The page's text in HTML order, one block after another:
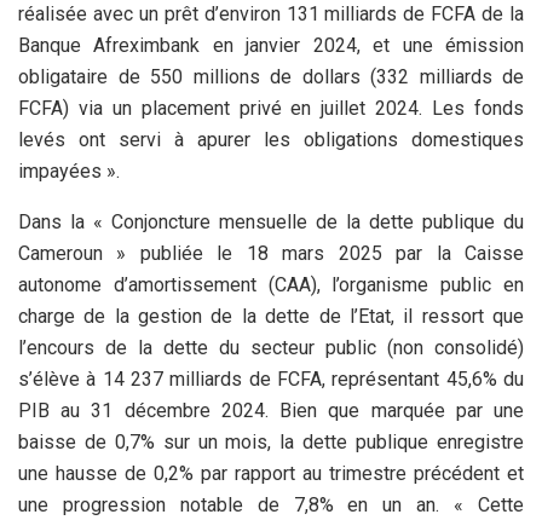
réalisée avec un prêt d’environ 131 milliards de FCFA de la
Banque Afreximbank en janvier 2024, et une émission
obligataire de 550 millions de dollars (332 milliards de
FCFA) via un placement privé en juillet 2024. Les fonds
levés ont servi à apurer les obligations domestiques
impayées ».
Dans la « Conjoncture mensuelle de la dette publique du
Cameroun » publiée le 18 mars 2025 par la Caisse
autonome d’amortissement (CAA), l’organisme public en
charge de la gestion de la dette de l’Etat, il ressort que
l’encours de la dette du secteur public (non consolidé)
s’élève à 14 237 milliards de FCFA, représentant 45,6% du
PIB au 31 décembre 2024. Bien que marquée par une
baisse de 0,7% sur un mois, la dette publique enregistre
une hausse de 0,2% par rapport au trimestre précédent et
une progression notable de 7,8% en un an. « Cette